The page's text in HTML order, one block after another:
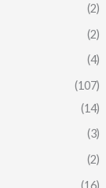
(2)
(2)
(4)
(107)
(14)
(3)
(2)
(16)